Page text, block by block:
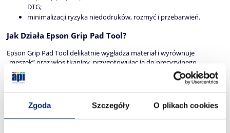
Zgoda Szczegóły O plikach cookies
DTG;
minimalizacji ryzyka niedodruków, rozmyć i przebarwień.
Jak Działa Epson Grip Pad Tool?
Epson Grip Pad Tool delikatnie wygładza materiał i wyrównuje
„meszek” oraz włos tkaniny, przygotowując ją do precyzyjnego
nadruku DTG. Dzięki temu atrament DTG równomiernie wnika w
strukturę włókien, co przekłada się na lepszą jakość nadruku DTG i
Na Jakich Materiałach Można Stosować Narzędzie Epson
Grip Pad Tool?